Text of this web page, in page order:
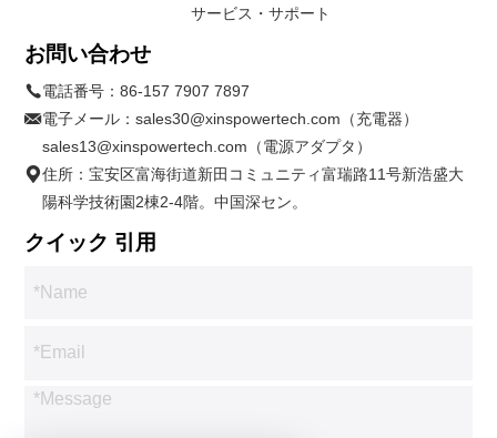
サービス・サポート
お問い合わせ
電話番号：86-157 7907 7897
電子メール：sales30@xinspowertech.com（充電器）
sales13@xinspowertech.com（電源アダプタ）
住所：宝安区富海街道新田コミュニティ富瑞路11号新浩盛大
陽科学技術園2棟2-4階。中国深セン。
クイック 引用